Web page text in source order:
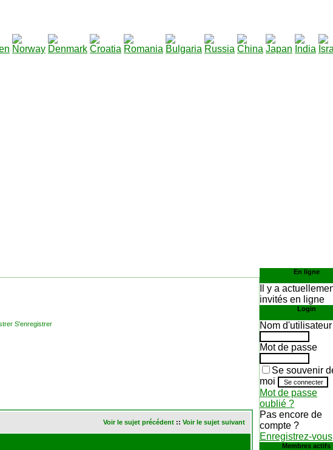
S'enregistrer
Voir le sujet précédent :: Voir le sujet suivant
En ligne
Il y a
invités en ligne
Login
Nom d'utilisateur
Mot de passe
Se souvenir
moi
Mot de passe
oublié ?
Pas encore de
compte ?
Enregistrez-vous
Membres actifs